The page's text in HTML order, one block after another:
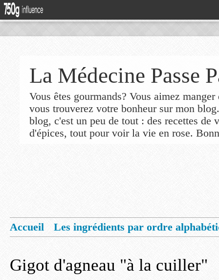
La Médecine Passe
Vous êtes gourmands? Vous aimez
vous trouverez votre bonheur sur mon
blog, c'est un peu de tout : des recettes de
d'épices, tout pour voir la vie en rose.
Accueil
Les ingrédients par ordre
Gigot d'agneau "à la cuiller"